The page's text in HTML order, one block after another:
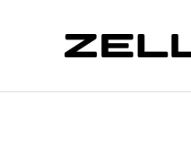
contenuto